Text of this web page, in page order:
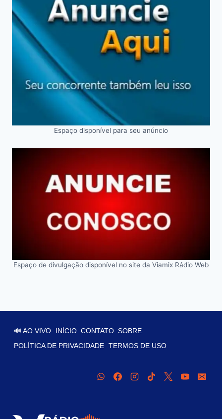
Espaço disponível para seu anúncio
Espaço de divulgação disponível no site da Viamix Rádio Web
🔊 AO VIVO INÍCIO CONTATO SOBRE
POLÍTICA DE PRIVACIDADE TERMOS DE USO